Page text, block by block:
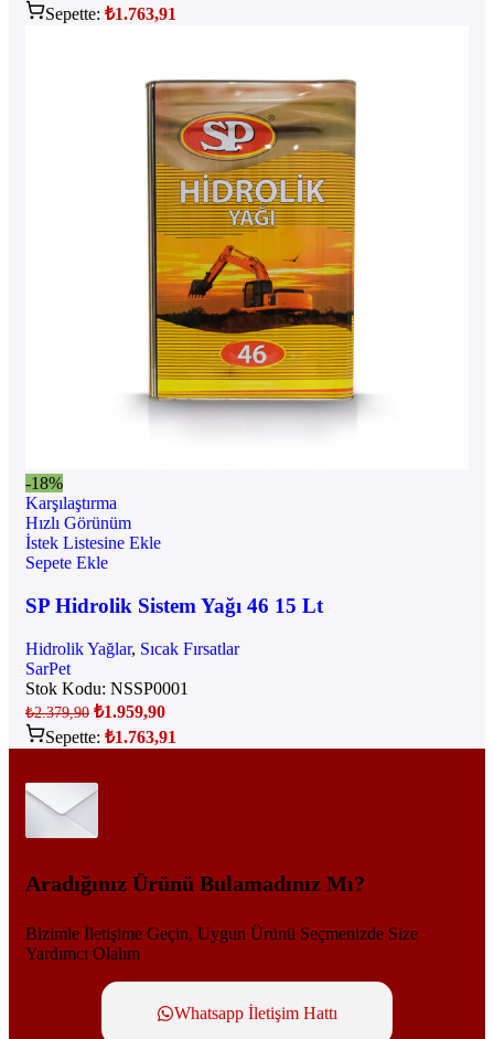
Sepette: ₺1.763,91
-18%
Karşılaştırma
Hızlı Görünüm
İstek Listesine Ekle
Sepete Ekle
SP Hidrolik Sistem Yağı 46 15 Lt
Hidrolik Yağlar, Sıcak Fırsatlar
SarPet
Stok Kodu: NSSP0001
₺2.379,90 ₺1.959,90
Sepette: ₺1.763,91
Aradığınız Ürünü Bulamadınız Mı?
Bizimle İletişime Geçin, Uygun Ürünü Seçmenizde Size
Yardımcı Olalım
Whatsapp İletişim Hattı